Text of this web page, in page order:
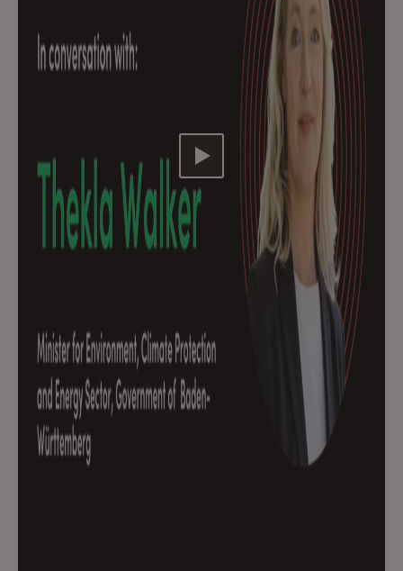
Video abspielen